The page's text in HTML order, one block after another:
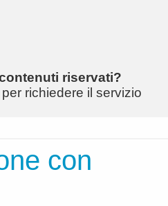
riservati?
richiedere il servizio
con